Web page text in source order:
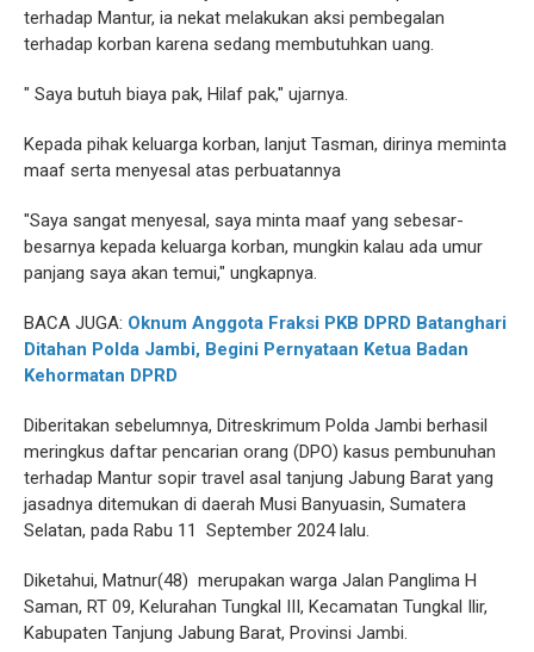
terhadap Mantur, ia nekat melakukan aksi pembegalan
terhadap korban karena sedang membutuhkan uang.
" Saya butuh biaya pak, Hilaf pak," ujarnya.
Kepada pihak keluarga korban, lanjut Tasman, dirinya meminta
maaf serta menyesal atas perbuatannya
"Saya sangat menyesal, saya minta maaf yang sebesar-
besarnya kepada keluarga korban, mungkin kalau ada umur
panjang saya akan temui," ungkapnya.
BACA JUGA: Oknum Anggota Fraksi PKB DPRD Batanghari
Ditahan Polda Jambi, Begini Pernyataan Ketua Badan
Kehormatan DPRD
Diberitakan sebelumnya, Ditreskrimum Polda Jambi berhasil
meringkus daftar pencarian orang (DPO) kasus pembunuhan
terhadap Mantur sopir travel asal tanjung Jabung Barat yang
jasadnya ditemukan di daerah Musi Banyuasin, Sumatera
Selatan, pada Rabu 11 September 2024 lalu.
Diketahui, Matnur(48) merupakan warga Jalan Panglima H
Saman, RT 09, Kelurahan Tungkal III, Kecamatan Tungkal Ilir,
Kabupaten Tanjung Jabung Barat, Provinsi Jambi.